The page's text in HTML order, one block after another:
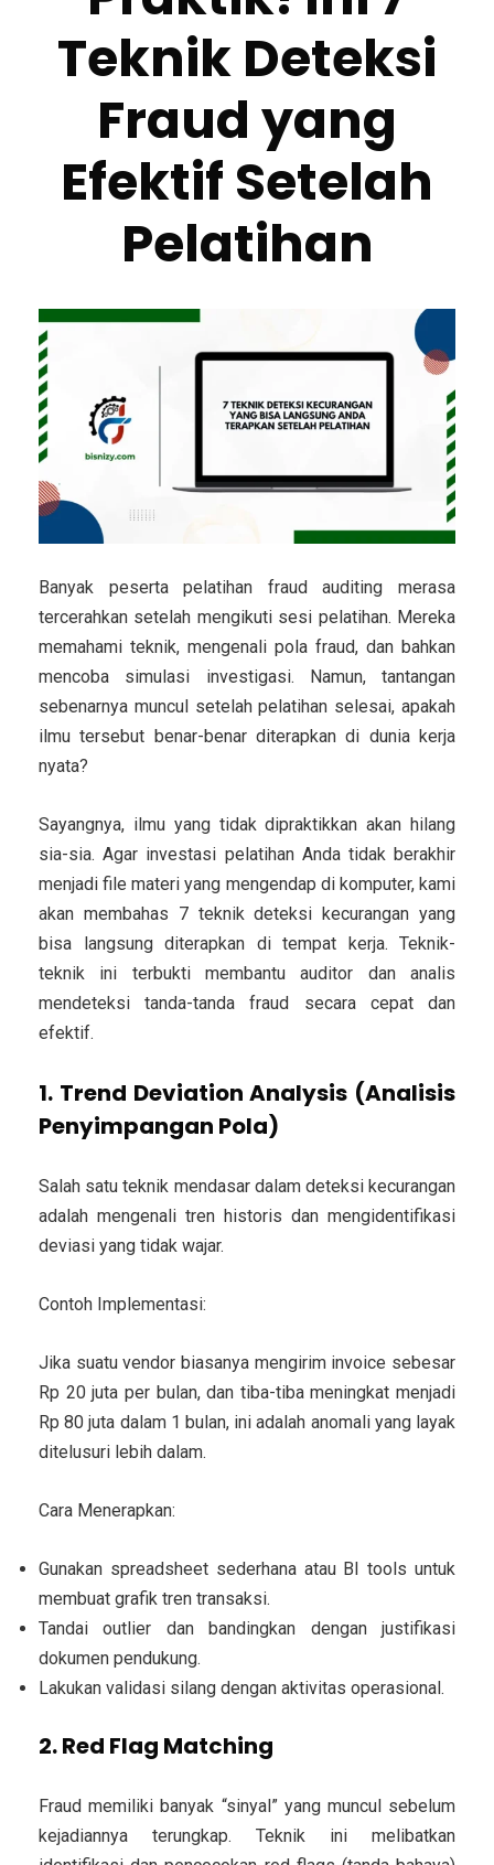
Teknik Deteksi
Fraud yang
Efektif Setelah
Pelatihan
Banyak peserta pelatihan fraud auditing merasa
tercerahkan setelah mengikuti sesi pelatihan. Mereka
memahami teknik, mengenali pola fraud, dan bahkan
mencoba simulasi investigasi. Namun, tantangan
sebenarnya muncul setelah pelatihan selesai, apakah
ilmu tersebut benar-benar diterapkan di dunia kerja
nyata?
Sayangnya, ilmu yang tidak dipraktikkan akan hilang
sia-sia. Agar investasi pelatihan Anda tidak berakhir
menjadi file materi yang mengendap di komputer, kami
akan membahas 7 teknik deteksi kecurangan yang
bisa langsung diterapkan di tempat kerja. Teknik-
teknik ini terbukti membantu auditor dan analis
mendeteksi tanda-tanda fraud secara cepat dan
efektif.
1. Trend Deviation Analysis (Analisis
Penyimpangan Pola)
Salah satu teknik mendasar dalam deteksi kecurangan
adalah mengenali tren historis dan mengidentifikasi
deviasi yang tidak wajar.
Contoh Implementasi:
Jika suatu vendor biasanya mengirim invoice sebesar
Rp 20 juta per bulan, dan tiba-tiba meningkat menjadi
Rp 80 juta dalam 1 bulan, ini adalah anomali yang layak
ditelusuri lebih dalam.
Cara Menerapkan:
Gunakan spreadsheet sederhana atau BI tools untuk
membuat grafik tren transaksi.
Tandai outlier dan bandingkan dengan justifikasi
dokumen pendukung.
Lakukan validasi silang dengan aktivitas operasional.
2. Red Flag Matching
Fraud memiliki banyak “sinyal” yang muncul sebelum
kejadiannya terungkap. Teknik ini melibatkan